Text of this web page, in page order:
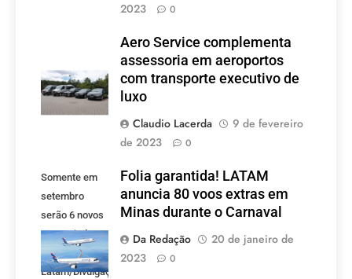
2023
0
Aero Service complementa
assessoria em aeroportos
com transporte executivo de
luxo
Claudio Lacerda
9 de fevereiro
de 2023
0
Somente em
setembro
serão 6 novos
voos criados
pela LATAM.
Latam/Divulgação)
Folia garantida! LATAM
anuncia 80 voos extras em
Minas durante o Carnaval
Da Redação
20 de janeiro de
2023
0